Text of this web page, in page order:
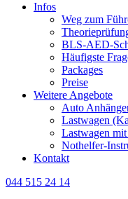
Infos
Weg zum
BLS-AED-
Häufigste
Packages
Preise
Weitere Angebote
Auto
Lastwagen
Lastwagen
Nothelfer-
Kontakt
044 515 24 14